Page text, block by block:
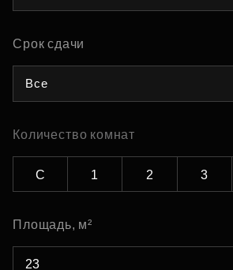
Срок сдачи
Все
Количество комнат
С 1 2 3
Площадь, м²